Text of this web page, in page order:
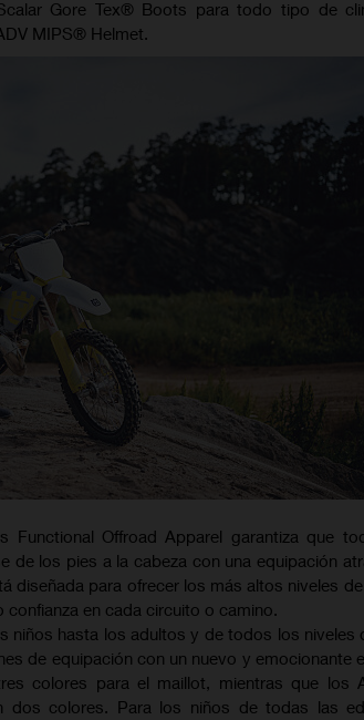
Gore Tex® Boots para todo tipo de
MIPS® Helmet.
Functional Offroad Apparel garantiza que
de los pies a la cabeza con una equipación
diseñada para ofrecer los más altos niveles
en cada circuito o camino.
hasta los adultos y de todos los niveles
de equipación con un nuevo y emocionante
colores para el maillot, mientras que los
dos colores. Para los niños de todas las